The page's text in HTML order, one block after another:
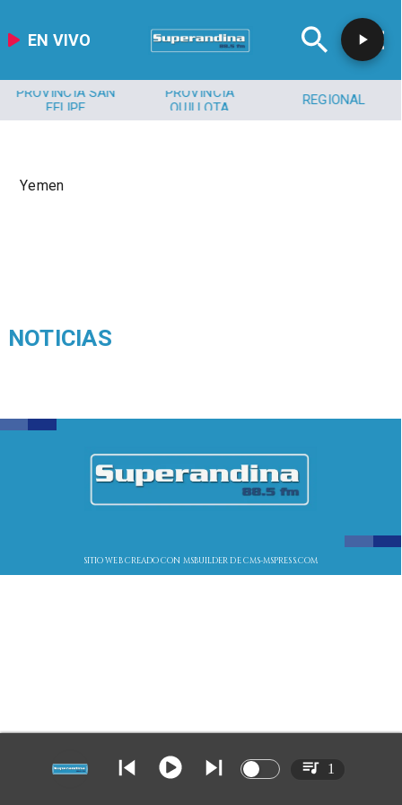
EN VIVO
PROVINCIA SAN
FELIPE
PROVINCIA
QUILLOTA
REGIONAL
Yemen
NOTICIAS
SITIO WEB CREADO CON MSBUILDER DE CMS-MSPRESS.COM
1